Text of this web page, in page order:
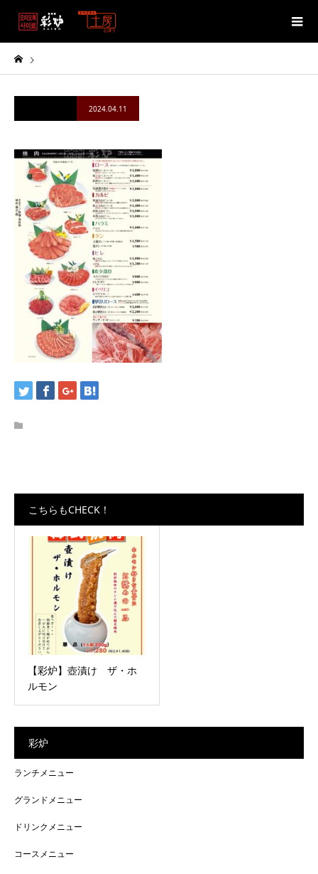
2024.04.11
こちらもCHECK！
【彩炉】壺漬け ザ・ホ
ルモン
彩炉
ランチメニュー
グランドメニュー
ドリンクメニュー
コースメニュー